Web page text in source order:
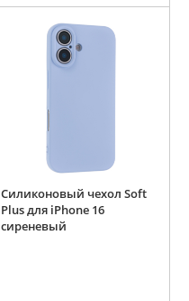
Силиконовый чехол Soft
Plus для iPhone 16
сиреневый